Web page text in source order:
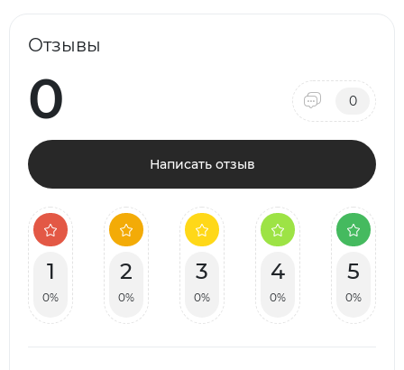
Отзывы
0 0
Написать отзыв
1
0%
2
0%
3
0%
4
0%
5
0%